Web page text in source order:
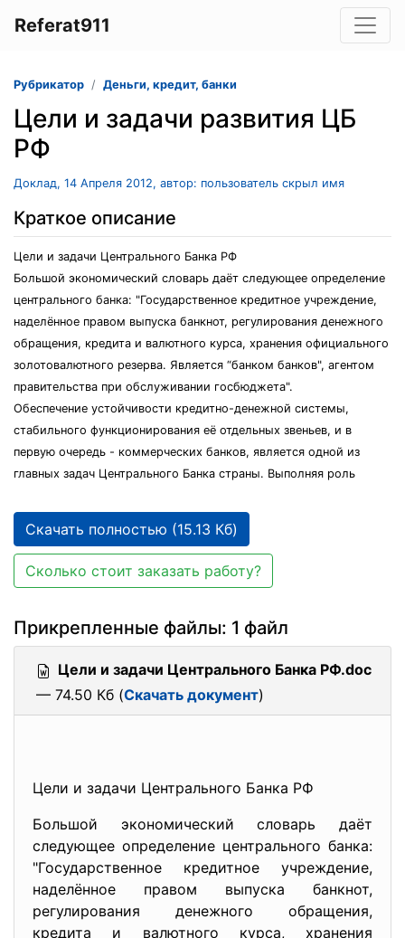
Referat911
Рубрикатор Деньги, кредит, банки
Цели и задачи развития ЦБ
РФ
Доклад, 14 Апреля 2012, автор: пользователь скрыл имя
Краткое описание
Цели и задачи Центрального Банка РФ
Большой экономический словарь даёт следующее определение
центрального банка: "Государственное кредитное учреждение,
наделённое правом выпуска банкнот, регулирования денежного
обращения, кредита и валютного курса, хранения официального
золотовалютного резерва. Является “банком банков", агентом
правительства при обслуживании госбюджета".
Обеспечение устойчивости кредитно-денежной системы,
стабильного функционирования её отдельных звеньев, и в
первую очередь - коммерческих банков, является одной из
главных задач Центрального Банка страны. Выполняя роль
Скачать полностью (15.13 Кб)
Сколько стоит заказать работу?
Прикрепленные файлы: 1 файл
Цели и задачи Центрального Банка РФ.doc
— 74.50 Кб (Скачать документ)
Цели и задачи Центрального Банка РФ
Большой экономический словарь даёт
следующее определение центрального банка:
"Государственное кредитное учреждение,
наделённое правом выпуска банкнот,
регулирования денежного обращения,
кредита и валютного курса, хранения